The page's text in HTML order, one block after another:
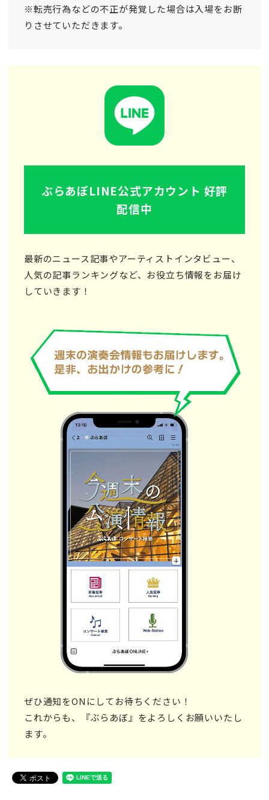
※転売行為などの不正が発覚した場合は入場をお断
りさせていただきます。
ぶらあぼLINE公式アカウント 好評
配信中
最新のニュース記事やアーティストインタビュー、
人気の記事ランキングなど、お役立ち情報をお届け
していきます！
ぜひ通知をONにしてお待ちください！
これからも、『ぶらあぼ』をよろしくお願いいたし
ます。